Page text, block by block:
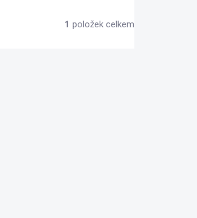
1 položek celkem